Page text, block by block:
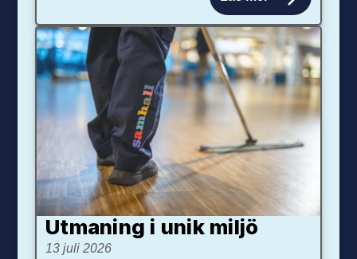
Utmaning i unik miljö
13 juli 2026